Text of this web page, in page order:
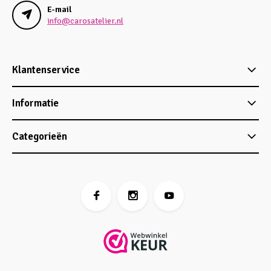
E-mail
info@carosatelier.nl
Klantenservice
Informatie
Categorieën